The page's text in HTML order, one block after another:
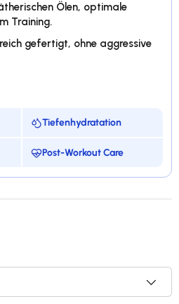
Ölen, optimale
Training.
gefertigt, ohne aggressive
Tiefenhydratation
Post-Workout Care
natürliche Seife
Palmarosa und
und Regeneration der